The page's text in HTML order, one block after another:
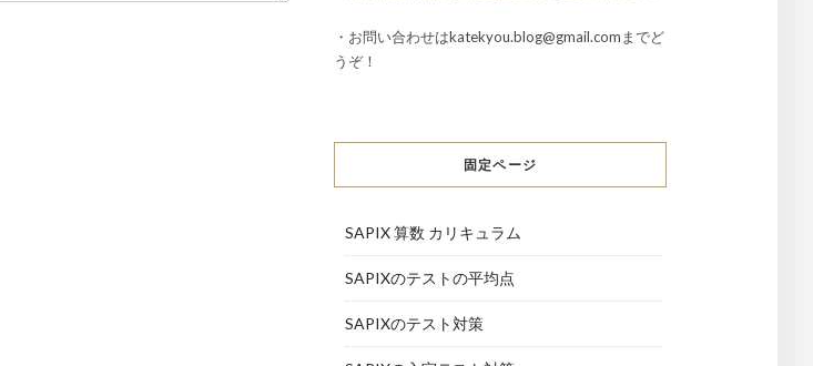
・お問い合わせはkatekyou.blog@gmail.comまでど
うぞ！
固定ページ
SAPIX 算数 カリキュラム
SAPIXのテストの平均点
SAPIXのテスト対策